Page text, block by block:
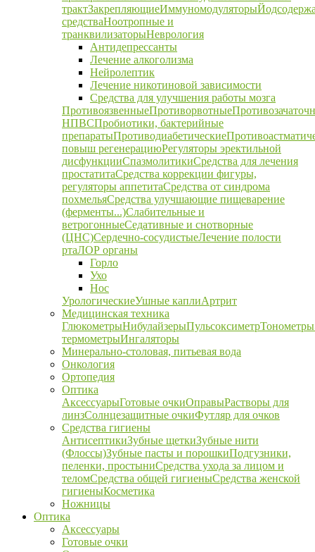
трактЗакрепляющиеИммуномодуляторы
средстваНоотропные и
транквилизаторыНеврология
Антидепрессанты
Лечение алкоголизма
Нейролептик
Лечение никотиновой зависимости
Средства для улучшения работы мозга
ПротивоязвенныеПротиворвотные
НПВСПробиотики, бактерийные
препаратыПротиводиабетические
повыш регенерациюРегуляторы эректильной
дисфункцииСпазмолитикиСредства для лечения
простатитаСредства коррекции фигуры,
регуляторы аппетитаСредства от синдрома
похмельяСредства улучшающие пищеварение
(ферменты...)Слабительные и
ветрогонныеСедативные и снотворные
(ЦНС)Сердечно-сосудистыеЛечение полости
ртаЛОР органы
Горло
Ухо
Нос
УрологическиеУшные каплиАртрит
Медицинская техника
ГлюкометрыНибулайзерыПульсоксиметрТонометры
термометрыИнгаляторы
Минерально-столовая, питьевая вода
Онкология
Ортопедия
Оптика
АксессуарыГотовые очкиОправыРастворы для
линзСолнцезащитные очкиФутляр для очков
Средства гигиены
АнтисептикиЗубные щеткиЗубные нити
(Флоссы)Зубные пасты и порошкиПодгузники,
пеленки, простыниСредства ухода за лицом и
теломСредства общей гигиеныСредства женской
гигиеныКосметика
Ножницы
Оптика
Аксессуары
Готовые очки